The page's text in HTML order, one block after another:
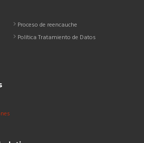
Proceso de reencauche
Política Tratamiento de Datos